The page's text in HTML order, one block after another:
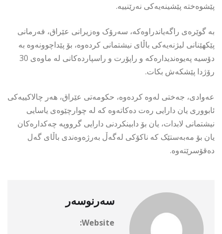
پێشوەختە پێشینەیەکی نەرێنییە.
بە گوێرەی راگەیاندراوەکە، سەرۆک وەزیرانی عێراق، فەرمانی
پێکهێنانی لیژنەیەکی باڵای نیشتمانی کردەوە، بۆ پێداچوونەوە بە
دۆسیە پەیوەندیدارەکە و راپۆرت و راسپاردەکانی لە ماوەی 30
رۆژدا پێشکەش بکات.
عەوادی، جەختی لەوە کردەوە، حکومەتی عێراق، هەر چالاکییەکی
ئابووری یان دارایی رەت دەکاتەوە کە لە چوارچێوەی یاسایی
نیشتمانی لابدات، یان بۆ دابینکردنی دارایی گرووپە چەکدارەکان
یان بۆ مەبەستێک کە ناکۆکی لەگەڵ بەرژەوەندی باڵای گەل
دەقۆسرێتەوە.
سەرنوسەر
Website: